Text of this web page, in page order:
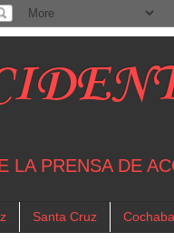
LA PRENSA DE
Santa Cruz